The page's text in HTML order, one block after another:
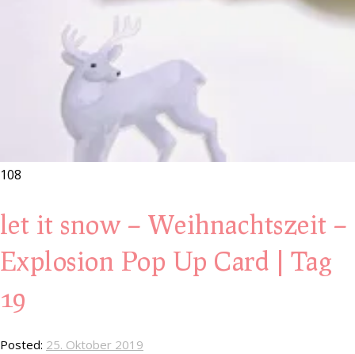
108
let it snow – Weihnachtszeit –
Explosion Pop Up Card | Tag
19
Posted: 25. Oktober 2019